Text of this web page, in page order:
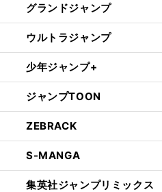
グランドジャンプ
ウルトラジャンプ
少年ジャンプ+
ジャンプTOON
ZEBRACK
S-MANGA
集英社ジャンプリミックス